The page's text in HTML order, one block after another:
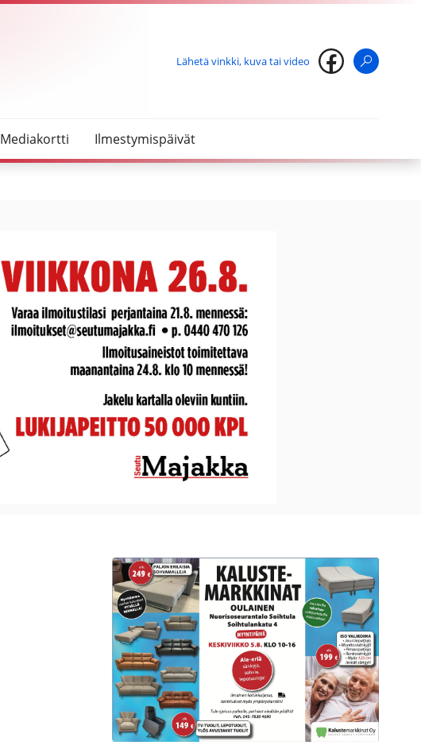
Lähetä vinkki, kuva tai video
Mediakortti Ilmestymispäivät